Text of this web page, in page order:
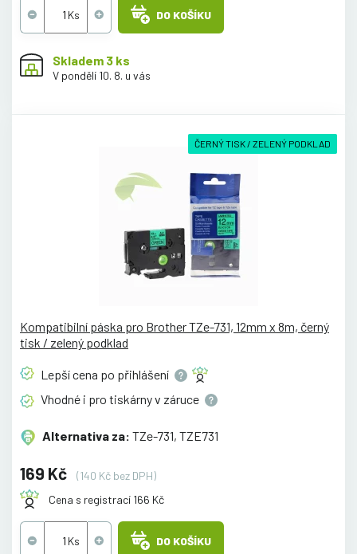
DO KOŠÍKU
Skladem 3 ks
V pondělí 10. 8. u vás
ČERNÝ TISK / ZELENÝ PODKLAD
Kompatibilní páska pro Brother TZe-731, 12mm x 8m, černý
tisk / zelený podklad
Lepší cena po přihlášení
Vhodné i pro tiskárny v záruce
Alternativa za: TZe-731, TZE731
169 Kč
(140 Kč bez DPH)
Cena s registrací 166 Kč
DO KOŠÍKU